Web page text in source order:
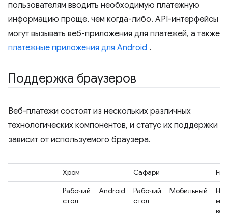
пользователям вводить необходимую платежную
информацию проще, чем когда-либо. API-интерфейсы
могут вызывать веб-приложения для платежей, а также
платежные приложения для Android .
Поддержка браузеров
Веб-платежи состоят из нескольких различных
технологических компонентов, и статус их поддержки
зависит от используемого браузера.
Хром Сафари
Рабочий
стол
Android
Рабочий
стол
Мобильный